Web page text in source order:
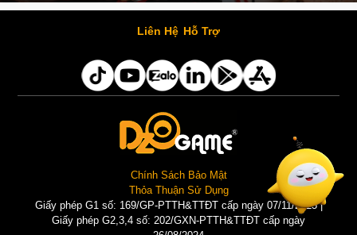
Cùng thưởng thức những hình ảnh cosplay Xiangling trong Genshin Impact siêu dễ thương của người dùng Weibo "阿包也是兔娘"
Liên Hệ Hỗ Trợ
Chính Sách Bảo Mật
Thỏa Thuận Sử Dụng
Giấy phép G1 số: 169/GP-PTTH&TTĐT cấp ngày 07/11/2025 |
Giấy phép G2,3,4 số: 202/GXN-PTTH&TTĐT cấp ngày